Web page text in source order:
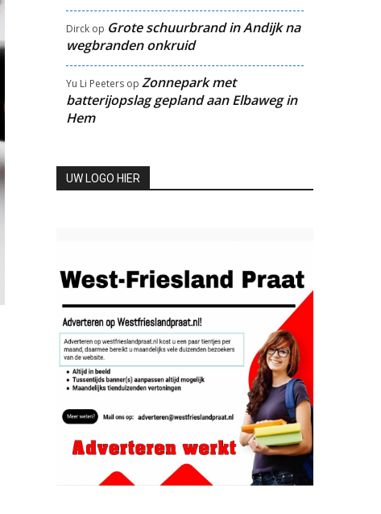
Dirckop Grote schuurbrand in Andijk na
wegbranden onkruid
Yu Li Peetersop Zonnepark met
batterijopslag gepland aan Elbaweg in
Hem
UW LOGO HIER